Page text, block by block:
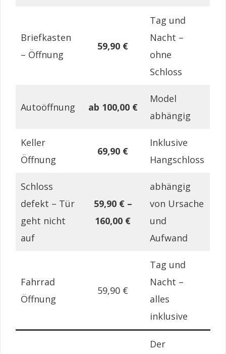
Briefkasten
– Öffnung
59,90 €
Tag und
Nacht –
ohne
Schloss
Autoöffnung ab 100,00 €
Model
abhängig
Keller
Öffnung
69,90 €
Inklusive
Hangschloss
Schloss
defekt – Tür
geht nicht
auf
59,90 € –
160,00 €
abhängig
von Ursache
und
Aufwand
Fahrrad
Öffnung
59,90 €
Tag und
Nacht –
alles
inklusive
Der